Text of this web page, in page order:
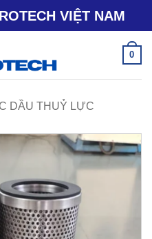
VIỆT NAM
0
DẦU THUỶ LỰC